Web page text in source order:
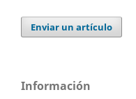
Enviar un artículo
Información